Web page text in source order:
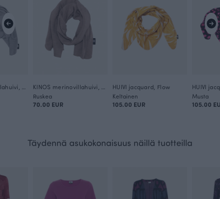
KINOS merinovillahuivi, harmaa
KINOS merinovillahuivi, beige
Ruskea
70.00 EUR
HUIVI jacquard, Flow
Keltainen
105.00 EUR
Musta
105.00
Täydennä asukokonaisuus näillä tuotteilla